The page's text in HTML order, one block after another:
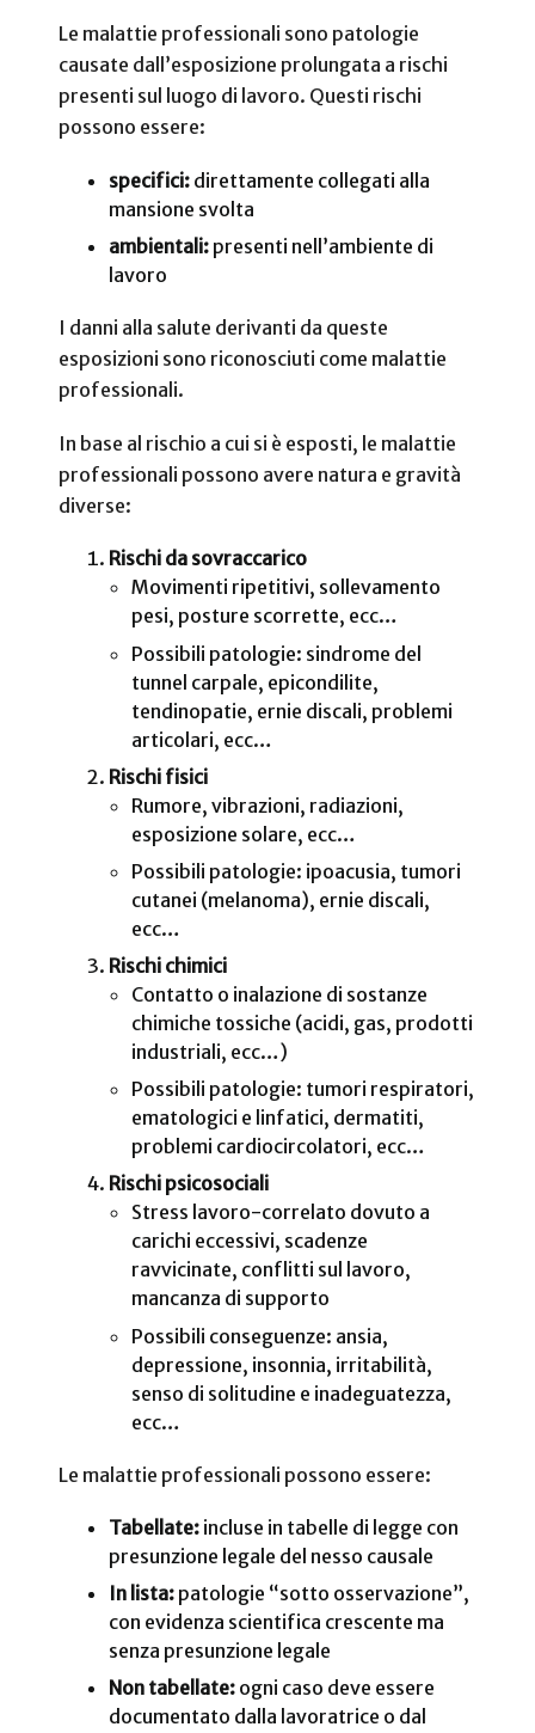
Le malattie professionali sono patologie
causate dall’esposizione prolungata a rischi
presenti sul luogo di lavoro. Questi rischi
possono essere:
specifici:direttamente collegati alla
mansione svolta
ambientali:presenti nell’ambiente di
lavoro
I danni alla salute derivanti da queste
esposizioni sono riconosciuti come malattie
professionali.
In base al rischio a cui si è esposti, le malattie
professionali possono avere natura e gravità
diverse:
Rischi da sovraccarico
Movimenti ripetitivi, sollevamento
pesi, posture scorrette, ecc…
Possibili patologie: sindrome del
tunnel carpale, epicondilite,
tendinopatie, ernie discali, problemi
articolari, ecc…
Rischi fisici
Rumore, vibrazioni, radiazioni,
esposizione solare, ecc…
Possibili patologie: ipoacusia, tumori
cutanei (melanoma), ernie discali,
ecc…
Rischi chimici
Contatto o inalazione di sostanze
chimiche tossiche (acidi, gas, prodotti
industriali, ecc…)
Possibili patologie: tumori respiratori,
ematologici e linfatici, dermatiti,
problemi cardiocircolatori, ecc…
Rischi psicosociali
Stress lavoro-correlato dovuto a
carichi eccessivi, scadenze
ravvicinate, conflitti sul lavoro,
mancanza di supporto
Possibili conseguenze: ansia,
depressione, insonnia, irritabilità,
senso di solitudine e inadeguatezza,
ecc…
Le malattie professionali possono essere:
Tabellate:incluse in tabelle di legge con
presunzione legale del nesso causale
In lista:patologie “sotto osservazione”,
con evidenza scientifica crescente ma
senza presunzione legale
Non tabellate:ogni caso deve essere
documentato dalla lavoratrice o dal